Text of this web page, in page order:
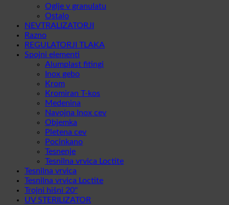
Oglje v granulatu
Ostalo
NEVTRALIZATORJI
Razno
REGULATORJI TLAKA
Spojni elementi
Alumplast fitingi
Inox gebo
Krom
Kromiran T-kos
Medenina
Navojna Inox cev
Objemka
Pletena cev
Pocinkano
Tesnenje
Tesnilna vrvica Loctite
Tesnilna vrvica
Tesnilna vrvica Loctite
Trojni hišni 20''
UV STERILIZATOR